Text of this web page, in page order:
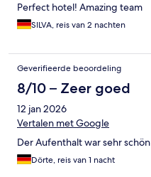
Perfect hotel! Amazing team
SILVA, reis van 2 nachten
Geverifieerde beoordeling
8/10 – Zeer goed
12 jan 2026
Vertalen met Google
Der Aufenthalt war sehr schön
Dörte, reis van 1 nacht